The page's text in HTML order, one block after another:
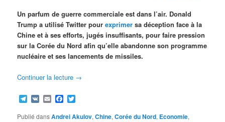
Un parfum de guerre commerciale est dans l’air. Donald
Trump a utilisé Twitter pourexprimer sa déception face à la
Chine et à ses efforts, jugés insuffisants, pour faire pression
sur la Corée du Nord afin qu’elle abandonne son programme
nucléaire et ses lancements de missiles.
Continuer la lecture →
Telegram
VK EmailFacebook
Publié dansAndrei Akulov,Chine,Corée du Nord, Economie,